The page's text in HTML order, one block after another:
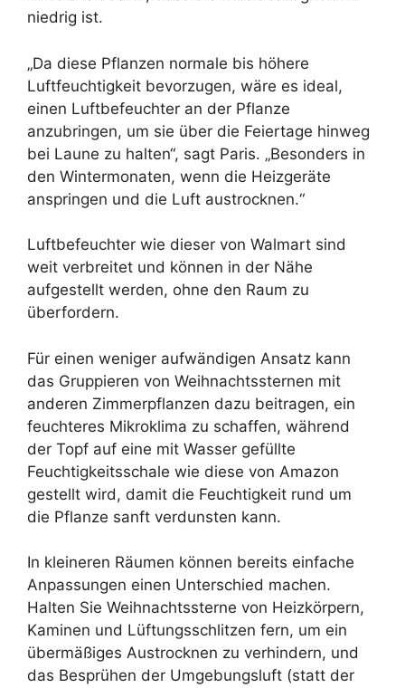
niedrig ist.
„Da diese Pflanzen normale bis höhere
Luftfeuchtigkeit bevorzugen, wäre es ideal,
einen Luftbefeuchter an der Pflanze
anzubringen, um sie über die Feiertage hinweg
bei Laune zu halten“, sagt Paris. „Besonders in
den Wintermonaten, wenn die Heizgeräte
anspringen und die Luft austrocknen.“
Luftbefeuchter wie dieser von Walmart sind
weit verbreitet und können in der Nähe
aufgestellt werden, ohne den Raum zu
überfordern.
Für einen weniger aufwändigen Ansatz kann
das Gruppieren von Weihnachtssternen mit
anderen Zimmerpflanzen dazu beitragen, ein
feuchteres Mikroklima zu schaffen, während
der Topf auf eine mit Wasser gefüllte
Feuchtigkeitsschale wie diese von Amazon
gestellt wird, damit die Feuchtigkeit rund um
die Pflanze sanft verdunsten kann.
In kleineren Räumen können bereits einfache
Anpassungen einen Unterschied machen.
Halten Sie Weihnachtssterne von Heizkörpern,
Kaminen und Lüftungsschlitzen fern, um ein
übermäßiges Austrocknen zu verhindern, und
das Besprühen der Umgebungsluft (statt der